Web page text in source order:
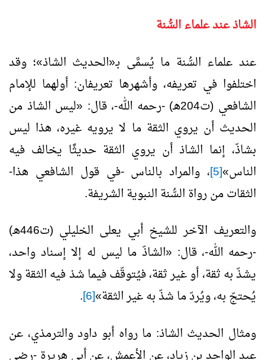
الشاذ عند علماء السُّنة
عند علماء السُّنة ما يُسمَّى بـ«الحديث الشاذ»؛ وقد
اختلفوا في تعريفه، وأشهرها تعريفان: أولهما للإمام
الشافعي (ت204هـ) -رحمه الله-، قال: «ليس الشاذ من
الحديث أن يروي الثقة ما لا يرويه غيره، هذا ليس
بشاذّ، إنما الشاذ أن يروي الثقة حديثًا يخالف فيه
الناس»[5] ، والمراد بالناس -في قول الشافعي هذا-
الثقات من رواة السُّنة النبوية الشريفة.
والتعريف الآخر للشيخ أبي يعلى الخليلي (ت446هـ)
-رحمه الله-، قال: «الشاذّ ما ليس له إلا إسناد واحد،
يشذّ به ثقة، أو غير ثقة، فيُتوقّف فيما شذ فيه الثقة ولا
يُحتجّ به، ويُردّ ما شذّ به غير الثقة»[6]
.
ومثال الحديث الشاذ: ما رواه أبو داود والترمذي، عن